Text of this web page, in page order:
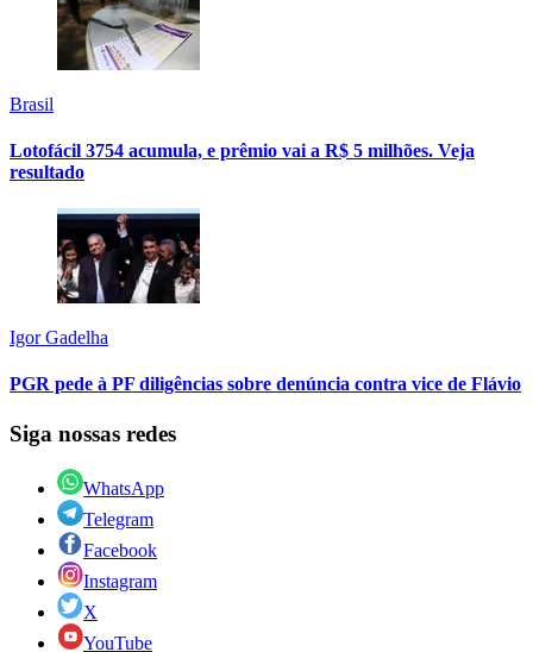
Brasil
Lotofácil 3754 acumula, e prêmio vai a R$ 5 milhões. Veja
resultado
Igor Gadelha
PGR pede à PF diligências sobre denúncia contra vice de Flávio
Siga nossas redes
WhatsApp
Telegram
Facebook
Instagram
X
YouTube